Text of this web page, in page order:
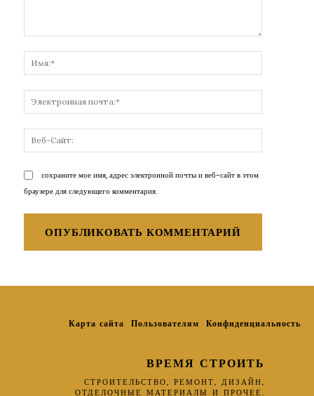
почта:*
Сайт:
сохраните мое имя, адрес электронной почты и веб-сайт в этом
браузере для следующего комментария.
Карта сайта Пользователям Конфиденциальность
ВРЕМЯ СТРОИТЬ
СТРОИТЕЛЬСТВО, РЕМОНТ, ДИЗАЙН,
ОТДЕЛОЧНЫЕ МАТЕРИАЛЫ И ПРОЧЕЕ.